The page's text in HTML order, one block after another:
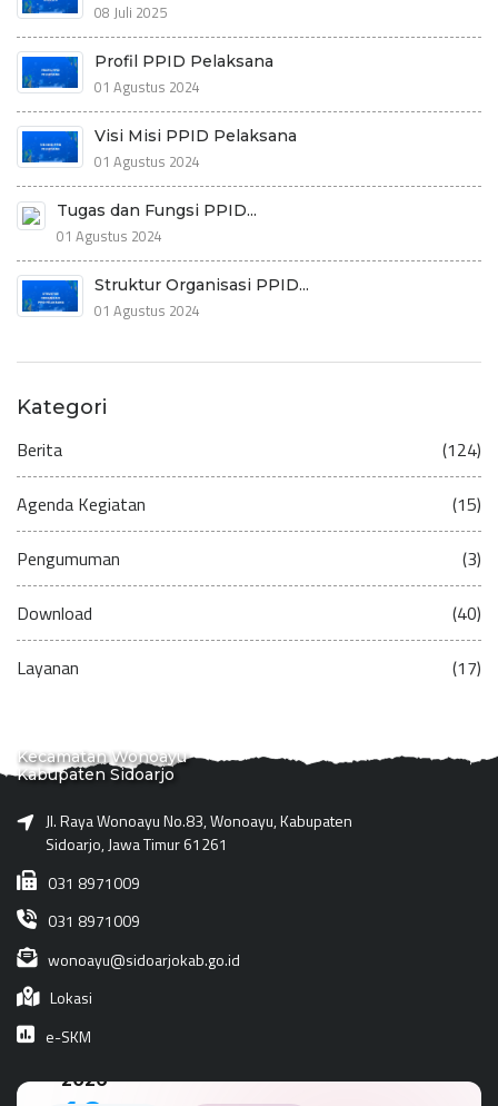
08 Juli 2025
Profil PPID Pelaksana
01 Agustus 2024
Visi Misi PPID Pelaksana
01 Agustus 2024
Tugas dan Fungsi PPID...
01 Agustus 2024
Struktur Organisasi PPID...
01 Agustus 2024
Kategori
Berita (124)
Agenda Kegiatan (15)
Pengumuman (3)
Download (40)
Layanan (17)
Kecamatan Wonoayu
Kabupaten Sidoarjo
Jl. Raya Wonoayu No.83, Wonoayu, Kabupaten
Sidoarjo, Jawa Timur 61261
031 8971009
031 8971009
wonoayu@sidoarjokab.go.id
Lokasi
e-SKM